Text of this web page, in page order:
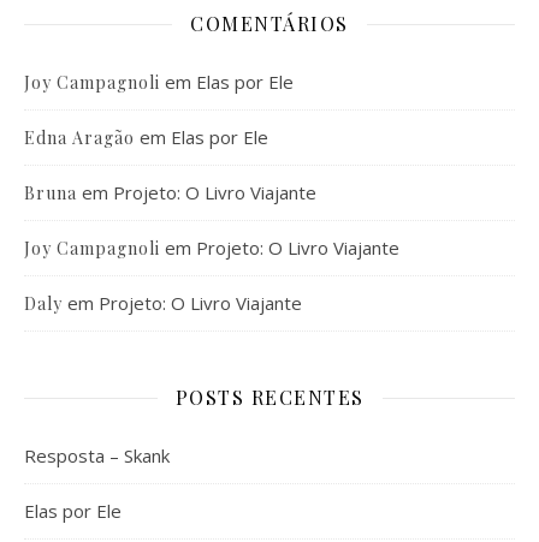
COMENTÁRIOS
Joy Campagnoli em Elas por Ele
Edna Aragão em Elas por Ele
Bruna em Projeto: O Livro Viajante
Joy Campagnoli em Projeto: O Livro Viajante
Daly em Projeto: O Livro Viajante
POSTS RECENTES
Resposta – Skank
Elas por Ele